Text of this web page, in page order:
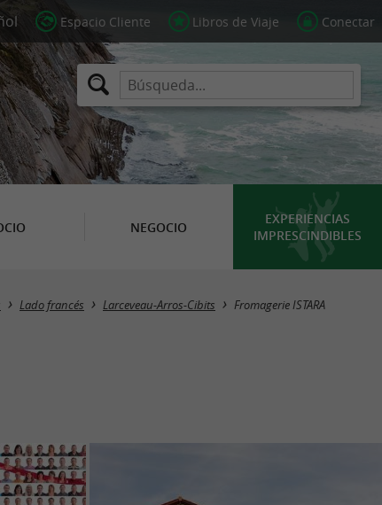
Espacio Cliente Libros de Viaje Conectar
NEGOCIO
EXPERIENCIAS
IMPRESCINDIBLES
Lado francés Larceveau-Arros-Cibits Fromagerie ISTARA